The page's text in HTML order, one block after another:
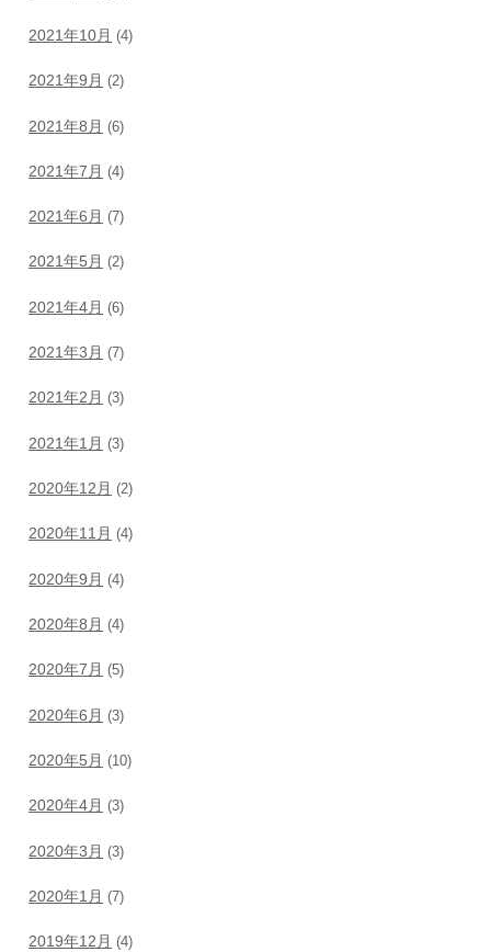
2021年10月 (4)
2021年9月 (2)
2021年8月 (6)
2021年7月 (4)
2021年6月 (7)
2021年5月 (2)
2021年4月 (6)
2021年3月 (7)
2021年2月 (3)
2021年1月 (3)
2020年12月 (2)
2020年11月 (4)
2020年9月 (4)
2020年8月 (4)
2020年7月 (5)
2020年6月 (3)
2020年5月 (10)
2020年4月 (3)
2020年3月 (3)
2020年1月 (7)
2019年12月 (4)